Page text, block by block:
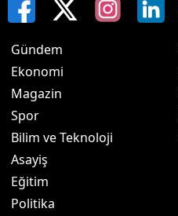
Gündem
Ekonomi
Magazin
Spor
Bilim ve Teknoloji
Asayiş
Eğitim
Politika